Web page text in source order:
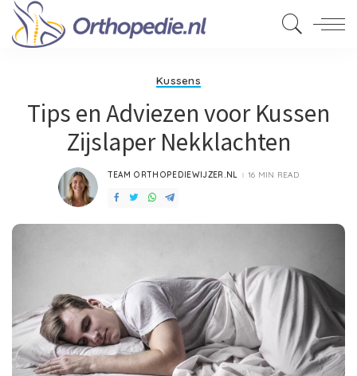
Kussens
Tips en Adviezen voor Kussen
Zijslaper Nekklachten
POSTED
TEAM ORTHOPEDIEWIJZER.NL 16 MIN READ